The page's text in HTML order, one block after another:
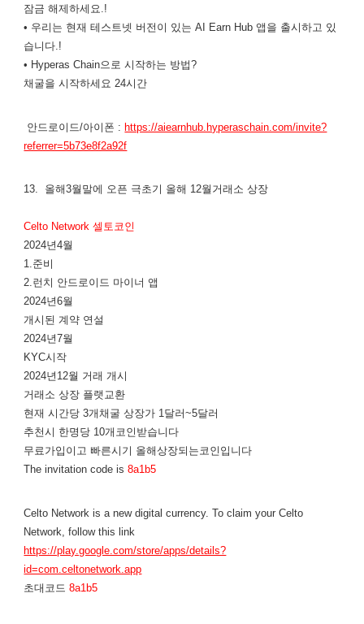
잠금 해제하세요.!
• 우리는 현재 테스트넷 버전이 있는 AI Earn Hub 앱을 출시하고 있
습니다.!
• Hyperas Chain으로 시작하는 방법?
채굴을 시작하세요 24시간
안드로이드/아이폰 :https://aiearnhub.hyperaschain.com/invite?
referrer=5b73e8f2a92f
13. 올해3월말에 오픈 극초기 올해 12월거래소 상장
Celto Network 셀토코인
2024년4월
1.준비
2.런치 안드로이드 마이너 앱
2024년6월
개시된 계약 연설
2024년7월
KYC시작
2024년12월 거래 개시
거래소 상장 플랫교환
현재 시간당 3개채굴 상장가 1달러~5달러
추천시 한명당 10개코인받습니다
무료가입이고 빠른시기 올해상장되는코인입니다
The invitation code is8a1b5
Celto Network is a new digital currency. To claim your Celto
Network, follow this link
https://play.google.com/store/apps/details?
id=com.celtonetwork.app
초대코드8a1b5